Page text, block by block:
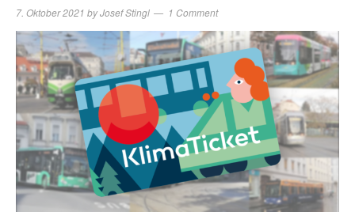
7. Oktober 2021 byJosef Stingl 1 Comment